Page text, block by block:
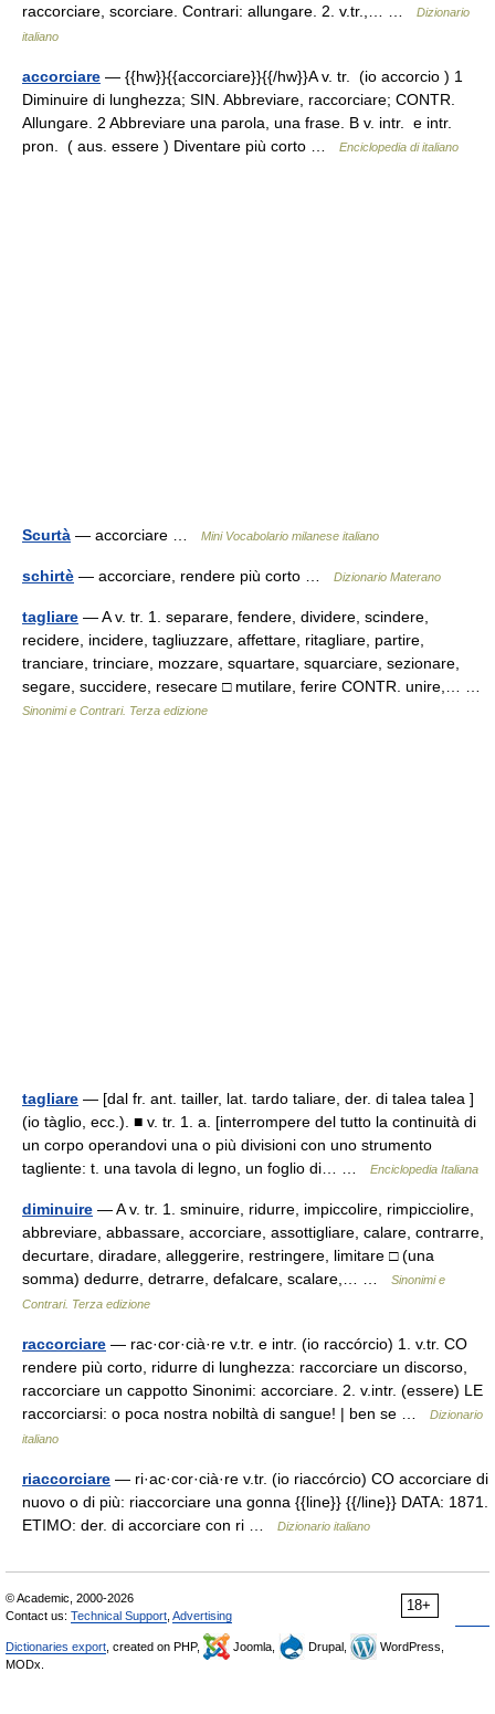
raccorciare, scorciare. Contrari: allungare. 2. v.tr.,… …
Dizionario
italiano
accorciare — {{hw}}{{accorciare}}{{/hw}}A v. tr. (io accorcio ) 1
Diminuire di lunghezza; SIN. Abbreviare, raccorciare; CONTR.
Allungare. 2 Abbreviare una parola, una frase. B v. intr. e intr.
pron. ( aus. essere ) Diventare più corto …
Enciclopedia di italiano
Scurtà — accorciare … Mini Vocabolario milanese italiano
schirtè — accorciare, rendere più corto … Dizionario Materano
tagliare — A v. tr. 1. separare, fendere, dividere, scindere,
recidere, incidere, tagliuzzare, affettare, ritagliare, partire,
tranciare, trinciare, mozzare, squartare, squarciare, sezionare,
segare, succidere, resecare □ mutilare, ferire CONTR. unire,… …
Sinonimi e Contrari. Terza edizione
tagliare — [dal fr. ant. tailler, lat. tardo taliare, der. di talea talea ]
(io tàglio, ecc.). ■ v. tr. 1. a. [interrompere del tutto la continuità di
un corpo operandovi una o più divisioni con uno strumento
tagliente: t. una tavola di legno, un foglio di… …
Enciclopedia Italiana
diminuire — A v. tr. 1. sminuire, ridurre, impiccolire, rimpicciolire,
abbreviare, abbassare, accorciare, assottigliare, calare, contrarre,
decurtare, diradare, alleggerire, restringere, limitare □ (una
somma) dedurre, detrarre, defalcare, scalare,… …
Sinonimi e
Contrari. Terza edizione
raccorciare — rac·cor·cià·re v.tr. e intr. (io raccórcio) 1. v.tr. CO
rendere più corto, ridurre di lunghezza: raccorciare un discorso,
raccorciare un cappotto Sinonimi: accorciare. 2. v.intr. (essere) LE
raccorciarsi: o poca nostra nobiltà di sangue! | ben se …
Dizionario
italiano
riaccorciare — ri·ac·cor·cià·re v.tr. (io riaccórcio) CO accorciare di
nuovo o di più: riaccorciare una gonna {{line}} {{/line}} DATA: 1871.
ETIMO: der. di accorciare con ri …
Dizionario italiano
18+
© Academic, 2000-2026
Contact us: Technical Support Advertising
Dictionaries export , created on PHP, Joomla, Drupal,
WordPress,
MODx.